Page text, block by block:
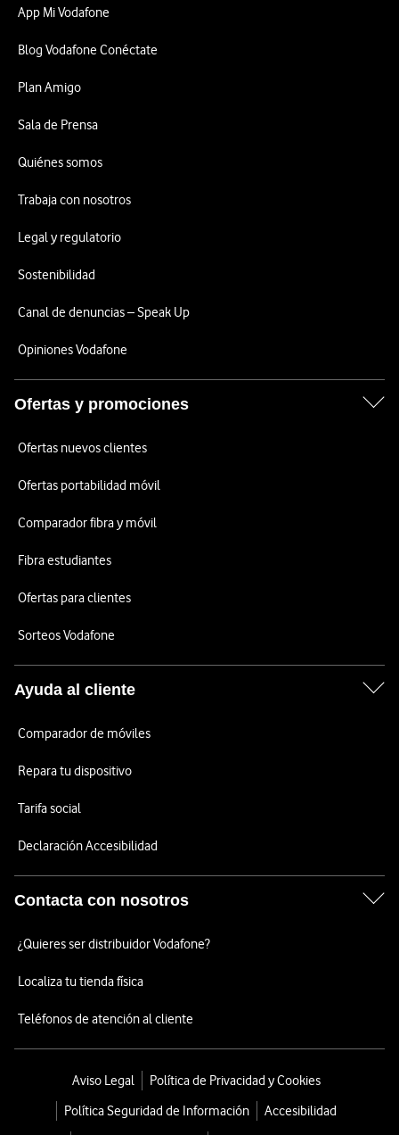
App Mi Vodafone
Blog Vodafone Conéctate
Plan Amigo
Sala de Prensa
Quiénes somos
Trabaja con nosotros
Legal y regulatorio
Sostenibilidad
Canal de denuncias – Speak Up
Opiniones Vodafone
Ofertas y promociones
Ofertas nuevos clientes
Ofertas portabilidad móvil
Comparador fibra y móvil
Fibra estudiantes
Ofertas para clientes
Sorteos Vodafone
Ayuda al cliente
Comparador de móviles
Repara tu dispositivo
Tarifa social
Declaración Accesibilidad
Contacta con nosotros
¿Quieres ser distribuidor Vodafone?
Localiza tu tienda física
Teléfonos de atención al cliente
Aviso Legal
Política de Privacidad y Cookies
Política Seguridad de Información
Accesibilidad